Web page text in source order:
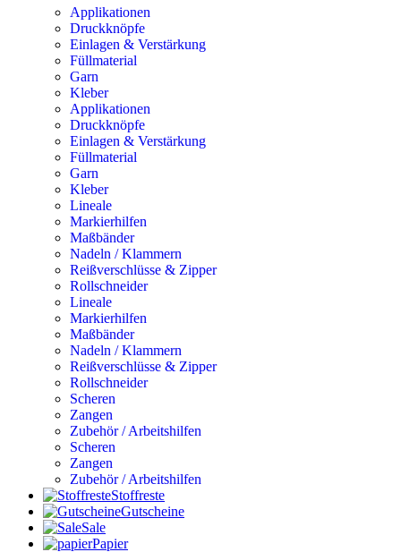
Applikationen
Druckknöpfe
Einlagen & Verstärkung
Füllmaterial
Garn
Kleber
Applikationen
Druckknöpfe
Einlagen & Verstärkung
Füllmaterial
Garn
Kleber
Lineale
Markierhilfen
Maßbänder
Nadeln / Klammern
Reißverschlüsse & Zipper
Rollschneider
Lineale
Markierhilfen
Maßbänder
Nadeln / Klammern
Reißverschlüsse & Zipper
Rollschneider
Scheren
Zangen
Zubehör / Arbeitshilfen
Scheren
Zangen
Zubehör / Arbeitshilfen
Stoffreste
Gutscheine
Sale
Papier